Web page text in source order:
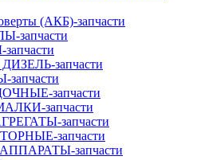
(АКБ)-запчасти
запчасти
запчасти
запчасти
запчасти
запчасти
запчасти
запчасти